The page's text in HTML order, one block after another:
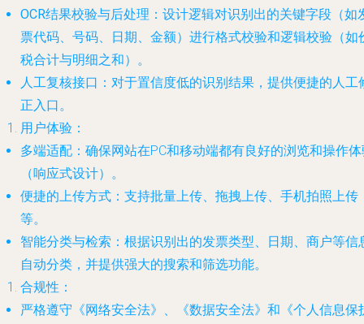
OCR结果校验与后处理 ：设计逻辑对识别出的关键字段（如
票代码、号码、日期、金额）进行格式校验和逻辑校验（如
税合计与明细之和）。
人工复核接口 ：对于置信度低的识别结果，提供便捷的人工
正入口。
用户体验 ：
多端适配 ：确保网站在PC和移动端都有良好的浏览和操作
（响应式设计）。
便捷的上传方式 ：支持批量上传、拖拽上传、手机拍照上传
等。
智能分类与检索 ：根据识别出的发票类型、日期、商户等信
自动分类，并提供强大的搜索和筛选功能。
合规性 ：
严格遵守《网络安全法》、《数据安全法》和《个人信息保